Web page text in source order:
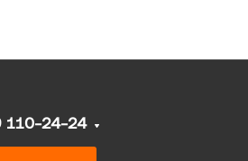
110-24-24